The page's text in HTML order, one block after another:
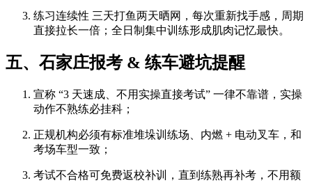
练习连续性 三天打鱼两天晒网，每次重新找手感，周期
直接拉长一倍；全日制集中训练形成肌肉记忆最快。
五、石家庄报考 & 练车避坑提醒
宣称 “3 天速成、不用实操直接考试” 一律不靠谱，实操
动作不熟练必挂科；
正规机构必须有标准堆垛训练场、内燃 + 电动叉车 ，和
考场车型一致；
考试不合格可免费返校补训，直到练熟再补考，不用额